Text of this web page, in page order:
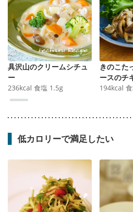
具沢山のクリームシチュ
ー
236kcal 食塩 1.5g
きのこた
ースのチ
194kcal
低カロリーで満足したい